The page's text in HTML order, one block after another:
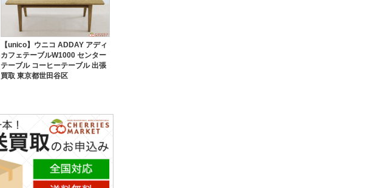
【unico】ウニコ ADDAY アディ
カフェテーブルW1000 センター
テーブル コーヒーテーブル 出張
買取 東京都世田谷区